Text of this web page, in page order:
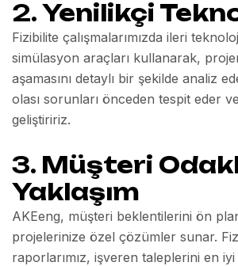
2. Yenilikçi
Fizibilite çalışmalarımızda ileri
simülasyon araçları kullanarak,
aşamasını detaylı bir şekilde analiz
olası sorunları önceden tespit eder
geliştiririz.
3. Müşteri
Yaklaşım
AKEeng, müşteri beklentilerini ön
projelerinize özel çözümler sunar.
raporlarımız, işveren taleplerini en iyi